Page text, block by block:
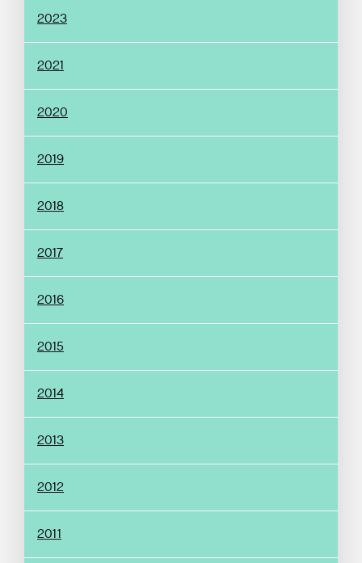
2023
2021
2020
2019
2018
2017
2016
2015
2014
2013
2012
2011